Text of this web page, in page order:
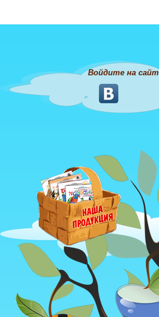
Войдите на сайт